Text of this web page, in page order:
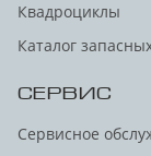
Квадроциклы
Каталог
СЕРВИС
Сервисное